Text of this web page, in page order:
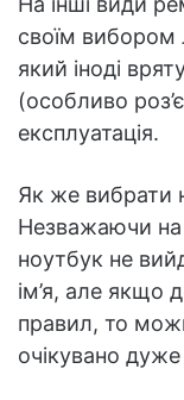
своїм вибором
який іноді
(особливо
експлуатація.
Як же вибрати
Незважаючи на
ноутбук не
ім’я, але якщо
правил, то
очікувано